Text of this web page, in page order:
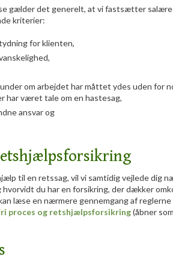
gælder det generelt, at vi fastsætter
kriterier:
for klienten,
om arbejdet har måttet ydes uden for
har været tale om en hastesag,
ansvar og
til en retssag, vil vi samtidig vejlede dig
du har en forsikring, der dækker
læse en nærmere gennemgang af reglerne
proces og retshjælpsforsikring (åbner